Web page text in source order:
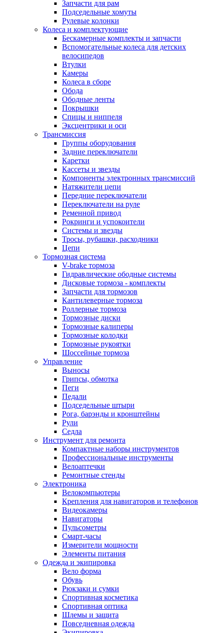
Запчасти для рам
Подседельные хомуты
Рулевые колонки
Колеса и комплектующие
Бескамерные комплекты и запчасти
Вспомогательные колеса для детских
велосипедов
Втулки
Камеры
Колеса в сборе
Обода
Ободные ленты
Покрышки
Спицы и ниппеля
Эксцентрики и оси
Трансмиссия
Группы оборудования
Задние переключатели
Каретки
Кассеты и звезды
Компоненты электронных трансмиссий
Натяжители цепи
Передние переключатели
Переключатели на руле
Ременной привод
Рокринги и успокоители
Системы и звезды
Тросы, рубашки, расходники
Цепи
Тормозная система
V-brake тормоза
Гидравлические ободные системы
Дисковые тормоза - комплекты
Запчасти для тормозов
Кантилеверные тормоза
Роллерные тормоза
Тормозные диски
Тормозные калиперы
Тормозные колодки
Тормозные рукоятки
Шоссейные тормоза
Управление
Выносы
Грипсы, обмотка
Пеги
Педали
Подседельные штыри
Рога, барэнды и кронштейны
Рули
Седла
Инструмент для ремонта
Компактные наборы инструментов
Профессиональные инструменты
Велоаптечки
Ремонтные стенды
Электроника
Велокомпьютеры
Крепления для навигаторов и телефонов
Видеокамеры
Навигаторы
Пульсометры
Смарт-часы
Измерители мощности
Элементы питания
Одежда и экипировка
Вело форма
Обувь
Рюкзаки и сумки
Спортивная косметика
Спортивная оптика
Шлемы и защита
Повседневная одежда